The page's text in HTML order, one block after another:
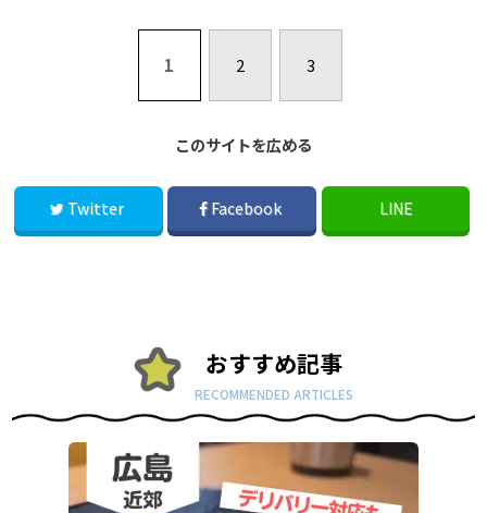
1 2 3
このサイトを広める
Twitter Facebook LINE
おすすめ記事
RECOMMENDED ARTICLES